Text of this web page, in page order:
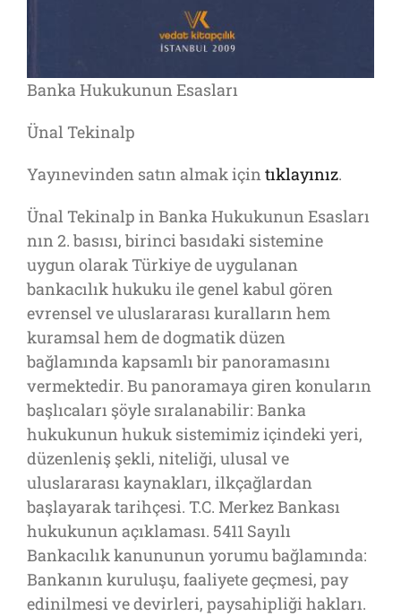
Banka Hukukunun Esasları
Ünal Tekinalp
Yayınevinden satın almak içintıklayınız.
Ünal Tekinalp in Banka Hukukunun Esasları
nın 2. basısı, birinci basıdaki sistemine
uygun olarak Türkiye de uygulanan
bankacılık hukuku ile genel kabul gören
evrensel ve uluslararası kuralların hem
kuramsal hem de dogmatik düzen
bağlamında kapsamlı bir panoramasını
vermektedir. Bu panoramaya giren konuların
başlıcaları şöyle sıralanabilir: Banka
hukukunun hukuk sistemimiz içindeki yeri,
düzenleniş şekli, niteliği, ulusal ve
uluslararası kaynakları, ilkçağlardan
başlayarak tarihçesi. T.C. Merkez Bankası
hukukunun açıklaması. 5411 Sayılı
Bankacılık kanununun yorumu bağlamında:
Bankanın kuruluşu, faaliyete geçmesi, pay
edinilmesi ve devirleri, paysahipliği hakları.